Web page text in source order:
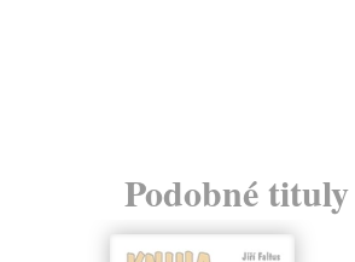
Podobné tituly